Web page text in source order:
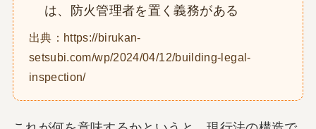
は、防火管理者を置く義務がある
出典：https://birukan-
setsubi.com/wp/2024/04/12/building-legal-
inspection/